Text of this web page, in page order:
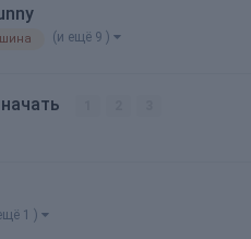
(и ещё 9 )
1 )